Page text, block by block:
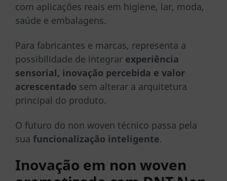
com aplicações reais em higiene, lar, moda,
saúde e embalagens.
Para fabricantes e marcas, representa a
possibilidade de integrar experiência
sensorial, inovação percebida e valor
acrescentado sem alterar a arquitetura
principal do produto.
O futuro do non woven técnico passa pela
sua funcionalização inteligente.
Inovação em non woven